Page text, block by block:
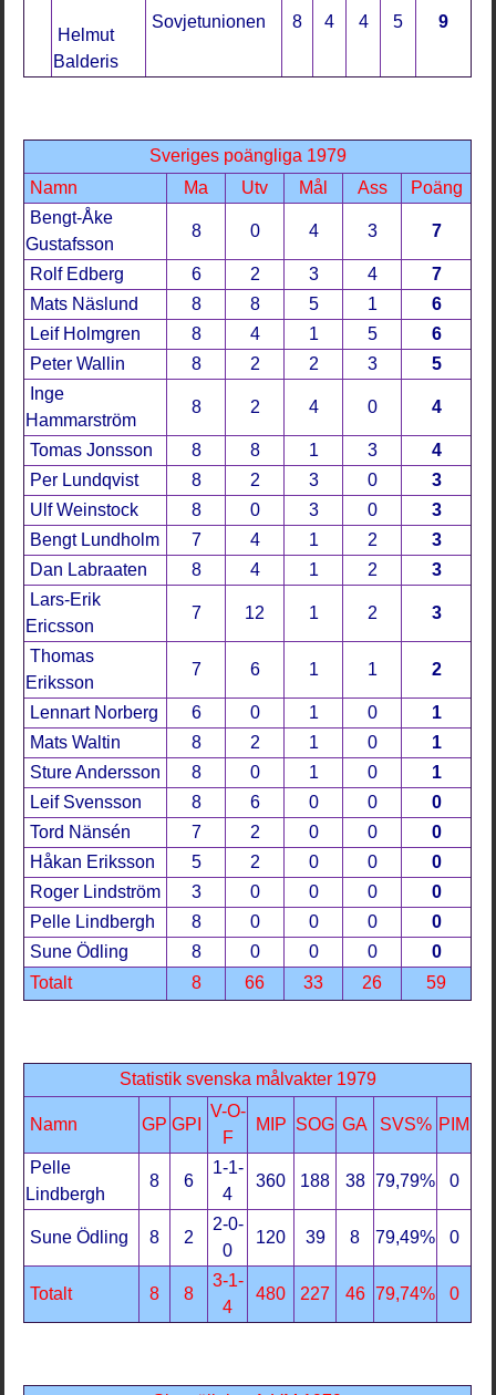
Helmut
Balderis
Sovjetunionen 8 4 4 5 9
Sveriges poängliga 1979
Namn
Ma Utv Mål Ass
Poäng
Bengt-Åke
Gustafsson
8 0 4 3 7
Rolf Edberg 6 2 3 4
7
Mats Näslund
8 8 5 1
6
Leif Holmgren
8 4 1 5
6
Peter Wallin
8 2 2 3
5
Inge
Hammarström
8 2 4 0 4
Tomas Jonsson 8 8 1 3
4
Per Lundqvist
8 2 3 0
3
Ulf Weinstock
8 0 3 0
3
Bengt Lundholm
7 4 1 2
3
Dan Labraaten
8 4 1 2
3
Lars-Erik
Ericsson
7 12 1 2 3
Thomas
Eriksson
7 6 1 1 2
Lennart Norberg 6 0 1 0
1
Mats Waltin
8 2 1 0
1
Sture Andersson
8 0 1 0
1
Leif Svensson
8 6 0 0
0
Tord Nänsén
7 2 0 0
0
Håkan Eriksson
5 2 0 0
0
Roger Lindström
3 0 0 0
0
Pelle Lindbergh
8 0 0 0
0
Sune Ödling
8 0 0 0
0
Totalt
8 66 33 26 59
Statistik svenska målvakter 1979
Namn GP GPI
V-O-
F
MIP SOG GA SVS% PIM
Pelle
Lindbergh
8 6
1-1-
4
360 188 38 79,79% 0
Sune Ödling 8 2
2-0-
0
120 39 8 79,49% 0
Totalt 8 8
3-1-
4
480 227 46 79,74% 0